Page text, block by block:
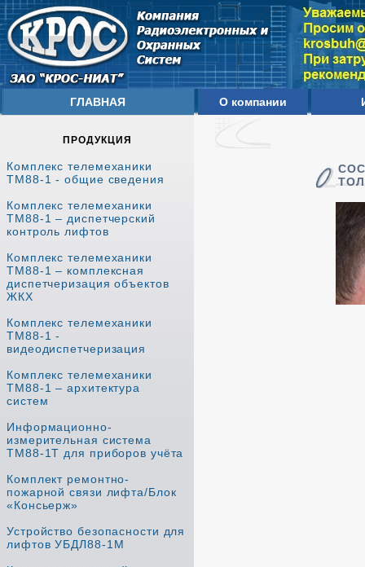
ГЛАВНАЯ
ПРОДУКЦИЯ
Комплекс телемеханики
ТМ88-1 - общие сведения
Комплекс телемеханики
ТМ88-1 – диспетчерский
контроль лифтов
Комплекс телемеханики
ТМ88-1 – комплексная
диспетчеризация объектов
ЖКХ
Комплекс телемеханики
ТМ88-1 -
видеодиспетчеризация
Комплекс телемеханики
ТМ88-1 – архитектура
систем
Информационно-
измерительная система
ТМ88-1Т для приборов учёта
Комплект ремонтно-
пожарной связи лифта/Блок
«Консьерж»
Устройство безопасности для
лифтов УБДЛ88-1М
О компании